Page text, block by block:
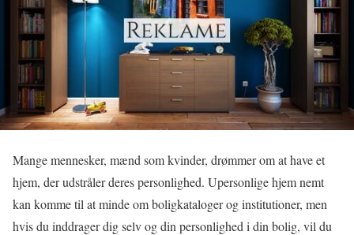
Mange mennesker, mænd som kvinder, drømmer om at have et
hjem, der udstråler deres personlighed. Upersonlige hjem nemt
kan komme til at minde om boligkataloger og institutioner, men
hvis du inddrager dig selv og din personlighed i din bolig, vil du